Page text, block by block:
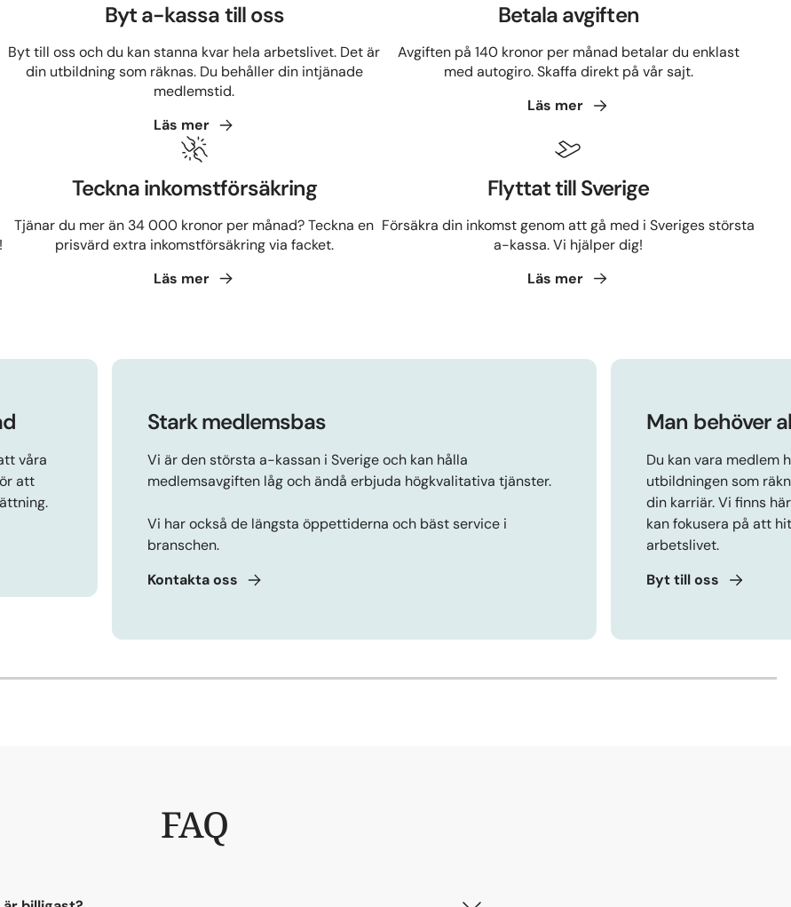
Byt a-kassa till oss
Byt till oss och du kan stanna kvar hela arbetslivet. Det är
din utbildning som räknas. Du behåller din intjänade
medlemstid.
Läs mer
Betala avgiften
Avgiften på 140 kronor per månad betalar du enklast
med autogiro. Skaffa direkt på vår sajt.
Läs mer
Teckna inkomstförsäkring
Tjänar du mer än 34 000 kronor per månad? Teckna en
prisvärd extra inkomstförsäkring via facket.
Läs mer
Flyttat till Sverige
Försäkra din inkomst genom att gå med i Sveriges största
a-kassa. Vi hjälper dig!
Läs mer
våra
att
Stark medlemsbas
Vi är den största a-kassan i Sverige och kan hålla
medlemsavgiften låg och ändå erbjuda högkvalitativa tjänster.
Vi har också de längsta öppettiderna och bäst service i
branschen.
Kontakta oss
Man behöver
Du kan vara medlem
utbildningen som
din karriär. Vi finns
kan fokusera på att
arbetslivet.
Byt till oss
FAQ